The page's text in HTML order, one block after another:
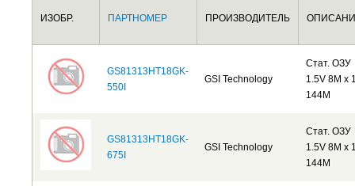
ИЗОБР. ПАРТНОМЕР ПРОИЗВОДИТЕЛЬ
GS81313HT18GK-
550I
GSI Technology
Стат. ОЗУ
1.5V 8M x
144M
GS81313HT18GK-
675I
GSI Technology
Стат. ОЗУ
1.5V 8M x
144M